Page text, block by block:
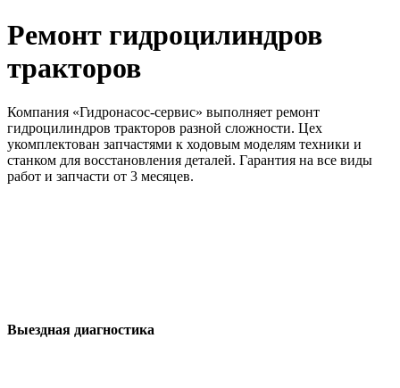
Ремонт гидроцилиндров
тракторов
Компания «Гидронасос-сервис» выполняет ремонт
гидроцилиндров тракторов разной сложности. Цех
укомплектован запчастями к ходовым моделям техники и
станком для восстановления деталей. Гарантия на все виды
работ и запчасти от 3 месяцев.
Выездная диагностика